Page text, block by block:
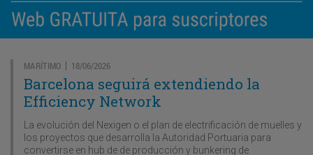
MARÍTIMO | 18/06/2026
Barcelona seguirá extendiendo la
Efficiency Network
La evolución del Nexigen o el plan de electrificación de muelles y
los proyectos que desarrolla la Autoridad Portuaria para
convertirse en hub de de producción y bunkering de